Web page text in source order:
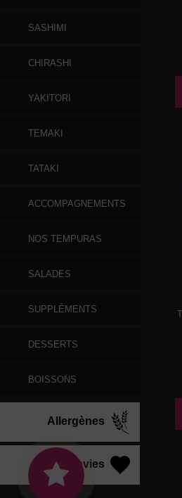
SASHIMI
CHIRASHI
YAKITORI
TEMAKI
TATAKI
ACCOMPAGNEMENTS
NOS TEMPURAS
SALADES
SUPPLÉMENTS
DESSERTS
BOISSONS
Allergènes
Vos Envies